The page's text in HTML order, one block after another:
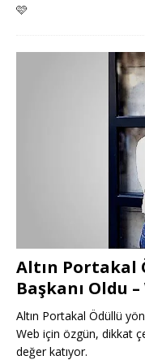
🩷
Altın Portakal
Başkanı Oldu
Altın Portakal Ödüllü
Web için özgün, dikkat
değer katıyor.